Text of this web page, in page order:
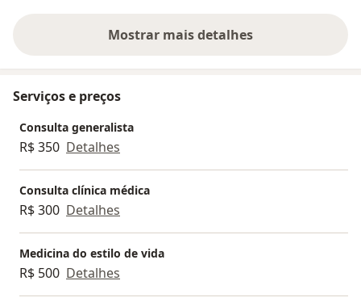
Mostrar mais detalhes
sobre a experiência
Serviços e preços
Consulta generalista
R$ 350 Detalhes
Consulta clínica médica
R$ 300 Detalhes
Medicina do estilo de vida
R$ 500 Detalhes